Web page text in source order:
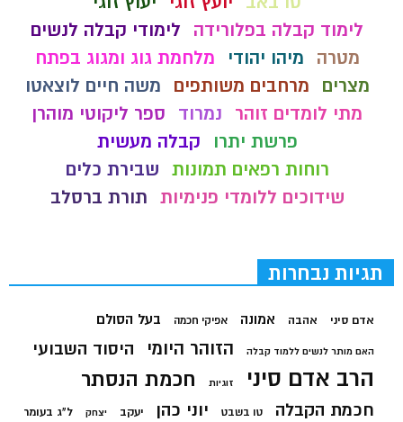
לימוד קבלה בפלורידה לימודי קבלה לנשים
מטרה
מיהו יהודי
מלחמת גוג ומגוג בפתח
מצרים
מרחבים משותפים
משה חיים לוצאטו
מתי לומדים זוהר
נמרוד
ספר ליקוטי מוהרן
פרשת יתרו
קבלה מעשית
רוחות רפאים תמונות שבירת כלים
שידוכים ללומדי פנימיות תורת ברסלב
תגיות נבחרות
אדם סיני אהבה אמונה אפיקי חכמה בעל הסולם
האם מותר לנשים ללמוד קבלה הזוהר היומי היסוד השבועי
הרב אדם סיני זוגיות חכמת הנסתר
חכמת הקבלה טו בשבט יוני כהן יעקב יצחק ל"ג בעומר